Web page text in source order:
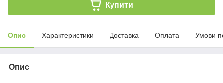
Купити
Опис Характеристики Доставка Оплата Умови
Опис